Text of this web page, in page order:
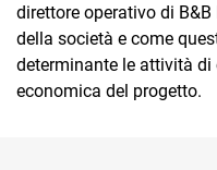
direttore operativo di
della società e come
determinante le attività
economica del progetto.